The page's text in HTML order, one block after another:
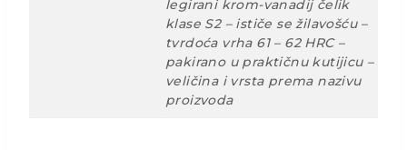
legirani krom-vanadij čelik
klase S2 – ističe se žilavošću –
tvrdoća vrha 61 – 62 HRC –
pakirano u praktičnu kutijicu –
veličina i vrsta prema nazivu
proizvoda